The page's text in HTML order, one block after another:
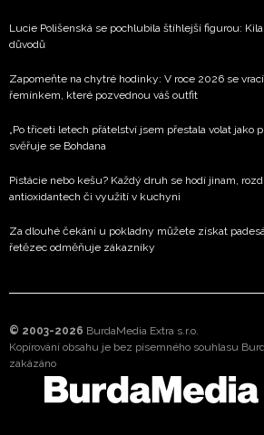
Lucie Polišenská se pochlubila štíhlejší figurou:
důvodů
Zapomeňte na chytré hodinky: V roce 2026 se
řemínkem, které pozvednou váš outfit
„Po třiceti letech přátelství jsem přestala volat jako
svěřuje se Bohdana
Pistácie nebo kešu? Každý druh se hodí jinam,
antioxidantech či využití v kuchyni
Za dlouhé čekání u pokladny můžete získat
řetězec odměňuje zákazníky
© 2003-2026 BurdaMedia Extra s.r.o.
Kopírování obsahu je bez písemného souhlasu
zakázáno